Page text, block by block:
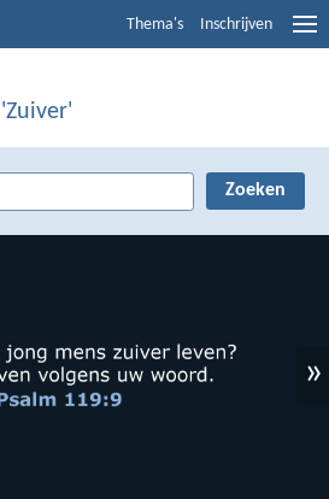
Thema's Inschrijven
»